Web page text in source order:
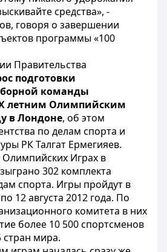
средства», -
говоря о завершении
программы «100
Правительства
подготовки
команды
летним Олимпийским
в Лондоне, об этом
по делам спорта и
РК Талгат Ермегияев.
Играх в
302 комплекта
спорта. Игры пройдут в
12 августа 2012 года. По
комитета в них
более 10 500 спортсменов
стран мира.